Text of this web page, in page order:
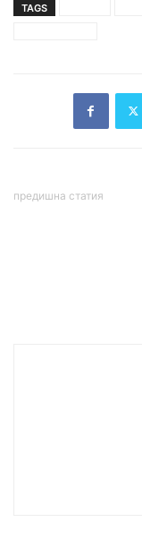
TAGS
предишна статия